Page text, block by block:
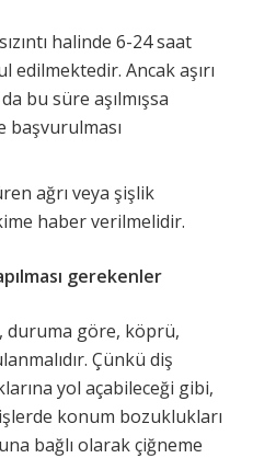
halinde 6-24 saat
Ancak aşırı
bu süre aşılmışsa
başvurulması
ağrı veya şişlik
haber verilmelidir.
gerekenler
duruma göre, köprü,
Çünkü diş
yol açabileceği gibi,
konum bozuklukları
bağlı olarak çiğneme